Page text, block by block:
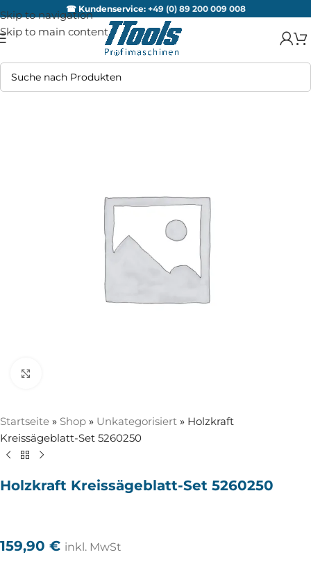
Skip to navigation
Skip to main content
☎ Kundenservice: +49 (0) 89 200 009 008
Startseite » Shop » Unkategorisiert » Holzkraft
Kreissägeblatt-Set 5260250
Holzkraft Kreissägeblatt-Set 5260250
159,90 € inkl. MwSt